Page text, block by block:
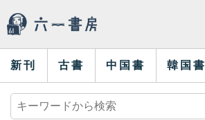
新刊 古書 中国書 韓国書